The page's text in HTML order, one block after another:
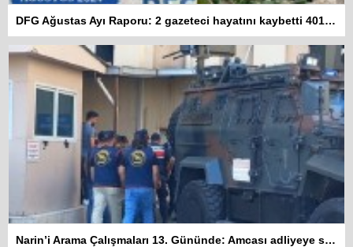
DFG Ağustas Ayı Raporu: 2 gazeteci hayatını kaybetti 401 habere erişim engeli getirildi
Narin’i Arama Çalışmaları 13. Gününde: Amcası adliyeye sevk edildi